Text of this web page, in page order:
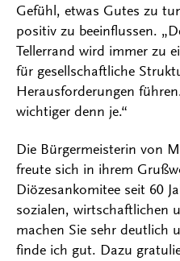
Gefühl, etwas Gutes zu
positiv zu beeinflussen.
Tellerrand wird immer zu
für gesellschaftliche
Herausforderungen
wichtiger denn je.“
Die Bürgermeisterin von
freute sich in ihrem
Diözesankomitee seit 60
sozialen, wirtschaftlichen
machen Sie sehr deutlich
finde ich gut. Dazu